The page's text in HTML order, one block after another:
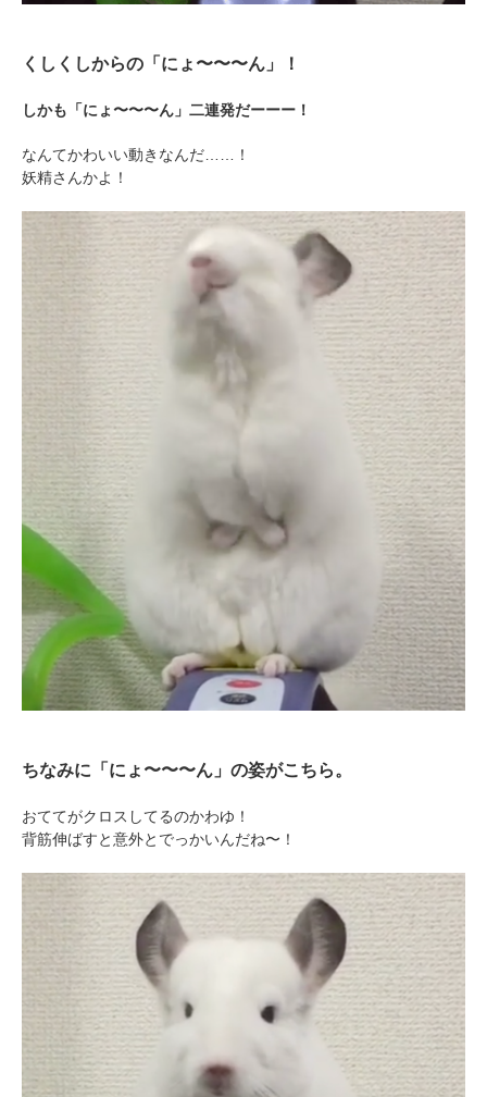
くしくしからの「にょ〜〜〜ん」！
しかも「にょ〜〜〜ん」二連発だーーー！
なんてかわいい動きなんだ……！
妖精さんかよ！
ちなみに「にょ〜〜〜ん」の姿がこちら。
おててがクロスしてるのかわゆ！
背筋伸ばすと意外とでっかいんだね〜！
閉じる
pecodogs
いぬ部をフォロー
pecocats
ねこ部をフォロー
PECOアプリをダウンロード済みの方
アプリで開く
アプリをダウンロードする